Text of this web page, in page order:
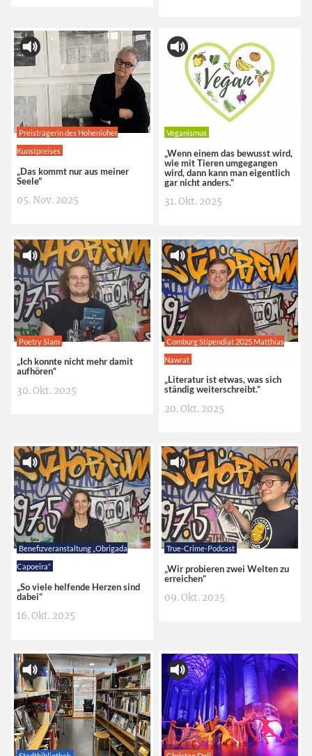
Preisträgerin des Hohenloher
Kunstpreises
„Das kommt nur aus meiner
Seele"
05. Nov. 2025
Veganismus
„Wenn einem das bewusst wird,
wie mit Tieren umgegangen
wird, dann kann man eigentlich
gar nicht anders.“
31. Okt. 2025
Poetry Slam
„Ich konnte nicht mehr damit
aufhören“
30. Okt. 2025
Comburg Stipendiat 2025 Matthias
Nawrat
„Literatur ist etwas, was sich
ständig weiterschreibt.“
20. Okt. 2025
Benefizveranstaltung „Obrigada
Capoeira“
„So viele helfende Herzen sind
dabei“
16. Okt. 2025
True-Crime-Podcast
„Wir probieren zwei Welten zu
erreichen“
09. Okt. 2025